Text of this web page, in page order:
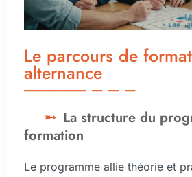
Le parcours de
alternance
La structure du
formation
Le programme allie théorie et